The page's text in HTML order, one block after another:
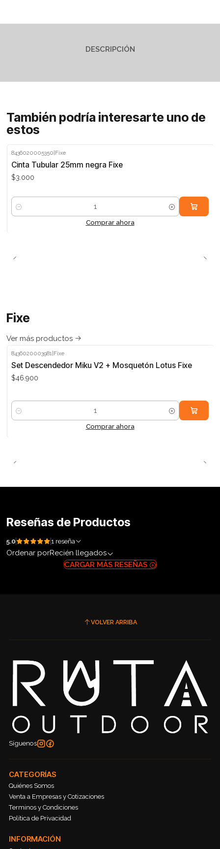
DESCRIPCIÓN
También podría interesarte uno de
estos
8436020005350 Fixe
Cinta Tubular 25mm negra Fixe
$3.000
Cantidad
Comprar ahora
Fixe
Ver más productos
8436020003981 |Fixe
Set Descendedor Miku V2 + Mosquetón Lotus Fixe
$46.900
Cantidad
Comprar ahora
Reseñas de Productos
5.0 1 reseña
Ordenar porRecién llegados
CARGAR MÁS RESEÑAS
VOLVER ARRIBA
Síguenos
CATEGORÍAS
Quiénes Somos
Venta a Empresas y Cotizaciones
Terminos y Condiciones
Política de Privacidad
INFORMACIÓN